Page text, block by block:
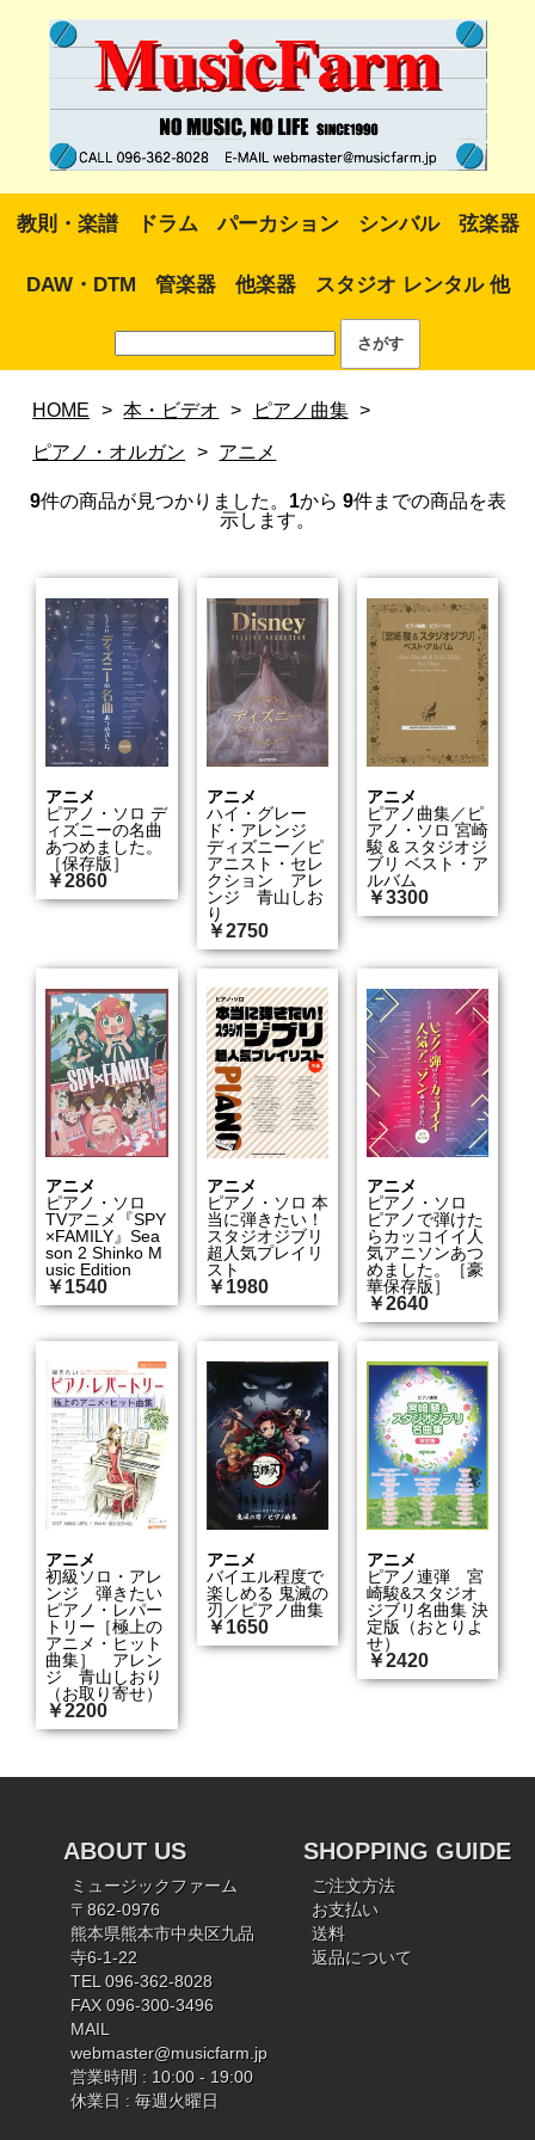
教則・楽譜 ドラム パーカション シンバル 弦楽器
DAW・DTM 管楽器 他楽器 スタジオ レンタル 他
HOME > 本・ビデオ > ピアノ曲集 >
ピアノ・オルガン > アニメ
9件の商品が見つかりました。 1から 9件までの商品を表
示します。
アニメ
ピアノ・ソロ デ
ィズニーの名曲
あつめました。
［保存版］
￥2860
アニメ
ハイ・グレー
ド・アレンジ
ディズニー／ピ
アニスト・セレ
クション アレ
ンジ 青山しお
り
￥2750
アニメ
ピアノ曲集／ピ
アノ・ソロ 宮崎
駿 & スタジオジ
ブリ ベスト・ア
ルバム
￥3300
アニメ
ピアノ・ソロ
TVアニメ『SPY
×FAMILY』Sea
son 2 Shinko M
usic Edition
￥1540
アニメ
ピアノ・ソロ 本
当に弾きたい！
スタジオジブリ
超人気プレイリ
スト
￥1980
アニメ
ピアノ・ソロ
ピアノで弾けた
らカッコイイ人
気アニソンあつ
めました。［豪
華保存版］
￥2640
アニメ
初級ソロ・アレ
ンジ 弾きたい
ピアノ・レパー
トリー［極上の
アニメ・ヒット
曲集］ アレン
ジ 青山しおり
（お取り寄せ）
￥2200
アニメ
バイエル程度で
楽しめる 鬼滅の
刃／ピアノ曲集
￥1650
アニメ
ピアノ連弾 宮
崎駿&スタジオ
ジブリ名曲集 決
定版（おとりよ
せ）
￥2420
ABOUT US
ミュージックファーム
〒862-0976
熊本県熊本市中央区九品
寺6-1-22
TEL 096-362-8028
FAX 096-300-3496
MAIL
webmaster@musicfarm.jp
営業時間 : 10:00 - 19:00
休業日 : 毎週火曜日
SHOPPING GUIDE
ご注文方法
お支払い
送料
返品について